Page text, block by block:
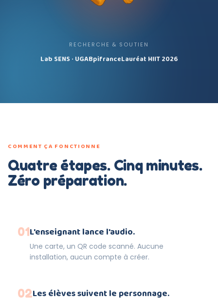
RECHERCHE & SOUTIEN
Lab SENS · UGABpifranceLauréat HIIT 2026
COMMENT ÇA FONCTIONNE
Quatre étapes. Cinq minutes.
Zéro préparation.
01L'enseignant lance l'audio.
Une carte, un QR code scanné. Aucune
installation, aucun compte à créer.
02Les élèves suivent le personnage.